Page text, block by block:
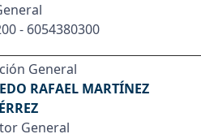
- 6054380300
General
RAFAEL MARTÍNEZ
General